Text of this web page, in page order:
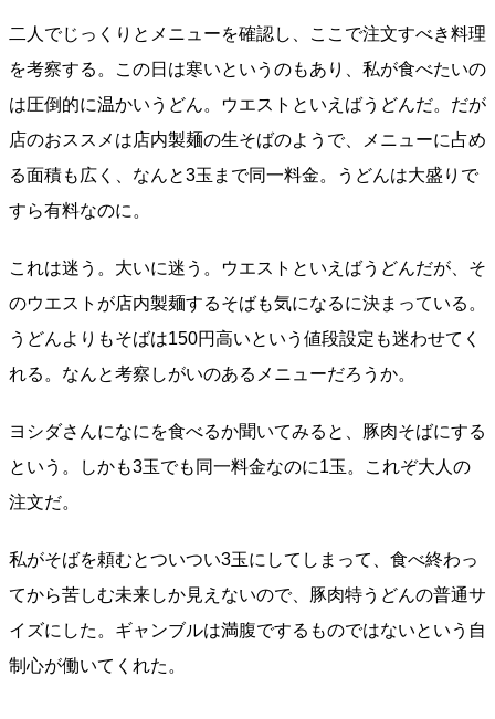
二人でじっくりとメニューを確認し、ここで注文すべき料理
を考察する。この日は寒いというのもあり、私が食べたいの
は圧倒的に温かいうどん。ウエストといえばうどんだ。だが
店のおススメは店内製麺の生そばのようで、メニューに占め
る面積も広く、なんと3玉まで同一料金。うどんは大盛りで
すら有料なのに。
これは迷う。大いに迷う。ウエストといえばうどんだが、そ
のウエストが店内製麺するそばも気になるに決まっている。
うどんよりもそばは150円高いという値段設定も迷わせてく
れる。なんと考察しがいのあるメニューだろうか。
ヨシダさんになにを食べるか聞いてみると、豚肉そばにする
という。しかも3玉でも同一料金なのに1玉。これぞ大人の
注文だ。
私がそばを頼むとついつい3玉にしてしまって、食べ終わっ
てから苦しむ未来しか見えないので、豚肉特うどんの普通サ
イズにした。ギャンブルは満腹でするものではないという自
制心が働いてくれた。